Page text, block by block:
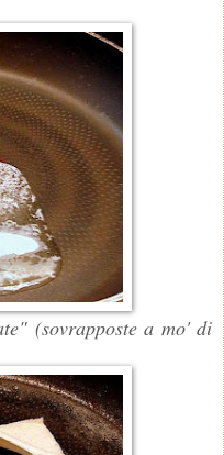
(sovrapposte a mo' di